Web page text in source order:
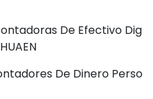
De Efectivo Dig
De Dinero Perso